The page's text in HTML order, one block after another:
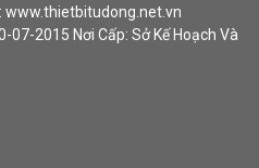
www.thietbitudong.net.vn
07-2015 Nơi Cấp: Sở Kế Hoạch Và